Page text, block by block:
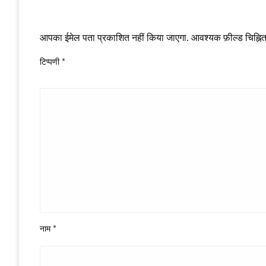
आपका ईमेल पता प्रकाशित नहीं किया जाएगा. आवश्यक फ़ील्ड
टिप्पणी *
नाम *